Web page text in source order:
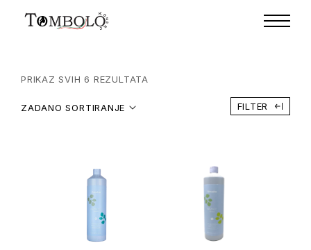
PRIKAZ SVIH 6 REZULTATA
ZADANO SORTIRANJE FILTER